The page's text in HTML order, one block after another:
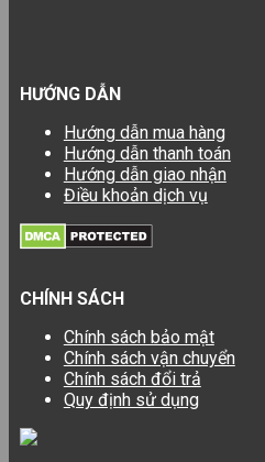
HƯỚNG DẪN
Hướng dẫn mua hàng
Hướng dẫn thanh toán
Hướng dẫn giao nhận
Điều khoản dịch vụ
CHÍNH SÁCH
Chính sách bảo mật
Chính sách vận chuyển
Chính sách đổi trả
Quy định sử dụng